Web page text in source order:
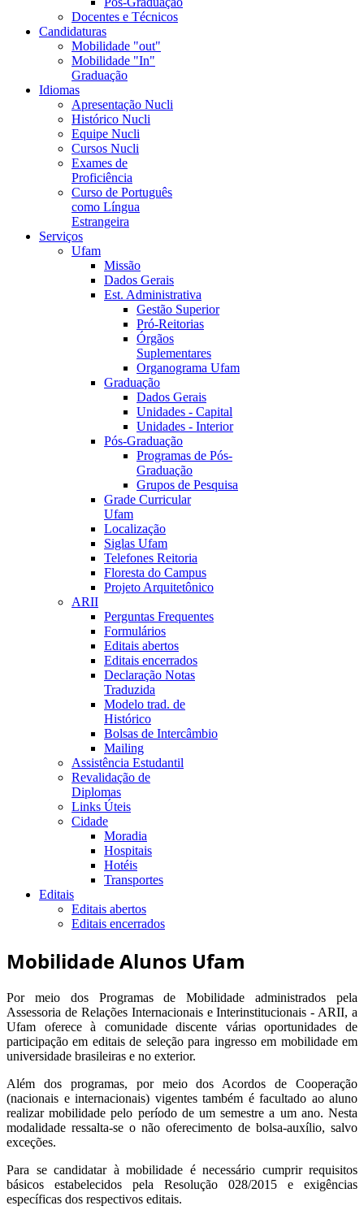
Docentes e Técnicos
Candidaturas
Mobilidade "out"
Mobilidade "In"
Graduação
Idiomas
Apresentação Nucli
Histórico Nucli
Equipe Nucli
Cursos Nucli
Exames de
Proficiência
Curso de Português
como Língua
Estrangeira
Serviços
Ufam
Missão
Dados Gerais
Est. Administrativa
Gestão Superior
Pró-Reitorias
Órgãos
Suplementares
Organograma Ufam
Graduação
Dados Gerais
Unidades - Capital
Unidades - Interior
Pós-Graduação
Programas de Pós-
Graduação
Grupos de Pesquisa
Grade Curricular
Ufam
Localização
Siglas Ufam
Telefones Reitoria
Floresta do Campus
Projeto Arquitetônico
ARII
Perguntas Frequentes
Formulários
Editais abertos
Editais encerrados
Declaração Notas
Traduzida
Modelo trad. de
Histórico
Bolsas de Intercâmbio
Mailing
Assistência Estudantil
Revalidação de
Diplomas
Links Úteis
Cidade
Moradia
Hospitais
Hotéis
Transportes
Editais
Editais abertos
Editais encerrados
Mobilidade Alunos Ufam
Por meio dos Programas de Mobilidade administrados pela
Assessoria de Relações Internacionais e Interinstitucionais - ARII, a
Ufam oferece à comunidade discente várias oportunidades de
participação em editais de seleção para ingresso em mobilidade em
universidade brasileiras e no exterior.
Além dos programas, por meio dos Acordos de Cooperação
(nacionais e internacionais) vigentes também é facultado ao aluno
realizar mobilidade pelo período de um semestre a um ano. Nesta
modalidade ressalta-se o não oferecimento de bolsa-auxílio, salvo
exceções.
Para se candidatar à mobilidade é necessário cumprir requisitos
básicos estabelecidos pela Resolução 028/2015 e exigências
específicas dos respectivos editais.